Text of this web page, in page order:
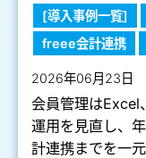
[導入事例一覧]
freee会計連携
2026年06月23日
会員管理はExcel
運用を見直し、
計連携までを一